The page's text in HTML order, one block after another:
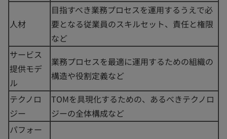
人材
目指すべき業務プロセスを運用するうえで必
要となる従業員のスキルセット、責任と権限
など
サービス
提供モデ
ル
業務プロセスを最適に運用するための組織の
構造や役割定義など
テクノロ
ジー
TOMを具現化するための、あるべきテクノロ
ジーの全体構成など
パフォー